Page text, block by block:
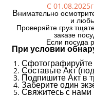
С
Внимательно
и
Проверяйте груз
заказе
Если посуда
При условии
Составьте Акт
Подпишите Акт в
Заберите один
Свяжитесь с нами